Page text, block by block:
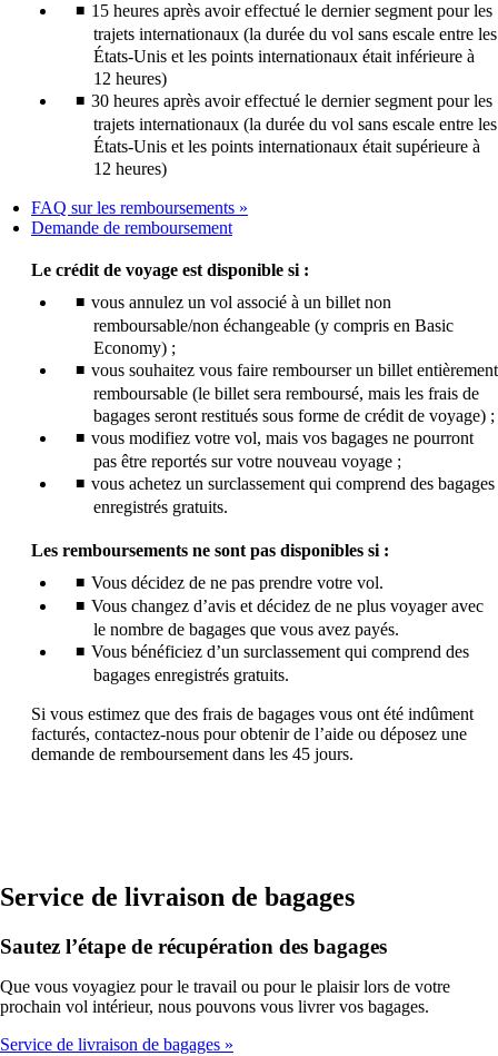
15 heures après avoir effectué le dernier segment pour les
trajets internationaux (la durée du vol sans escale entre les
États-Unis et les points internationaux était inférieure à
12 heures)
30 heures après avoir effectué le dernier segment pour les
trajets internationaux (la durée du vol sans escale entre les
États-Unis et les points internationaux était supérieure à
12 heures)
FAQ sur les remboursements
Demande de remboursementOuvre
autre
dans
une
fenêtre
susceptible
de
ne
pas
respecter
les
Le crédit de voyage est disponible si :
vous annulez un vol associé à un billet non
remboursable/non échangeable (y compris en Basic
Economy) ;
vous souhaitez vous faire rembourser un billet entièrement
remboursable (le billet sera remboursé, mais les frais de
bagages seront restitués sous forme de crédit de voyage) ;
vous modifiez votre vol, mais vos bagages ne pourront
pas être reportés sur votre nouveau voyage ;
vous achetez un surclassement qui comprend des bagages
enregistrés gratuits.
Les remboursements ne sont pas disponibles si :
Vous décidez de ne pas prendre votre vol.
Vous changez d’avis et décidez de ne plus voyager avec
le nombre de bagages que vous avez payés.
Vous bénéficiez d’un surclassement qui comprend des
bagages enregistrés gratuits.
Si vous estimez que des frais de bagages vous ont été indûment
facturés, contactez-nous pour obtenir de l’aide ou déposez une
demande de remboursement dans les 45 jours.
Service de livraison de bagages
Sautez l’étape de récupération des bagages
Que vous voyagiez pour le travail ou pour le plaisir lors de votre
prochain vol intérieur, nous pouvons vous livrer vos bagages.
Service de livraison de bagages